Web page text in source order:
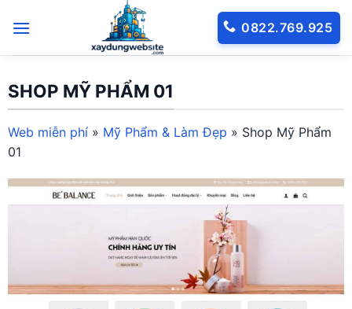
qua
0822.769.925
SHOP MỸ PHẨM 01
Web miễn phí » Mỹ Phẩm & Làm Đẹp » Shop Mỹ Phẩm
01